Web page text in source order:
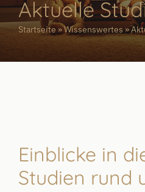
Aktuelle
Startseite»Wissenswertes»
Einblicke in
Studien rund